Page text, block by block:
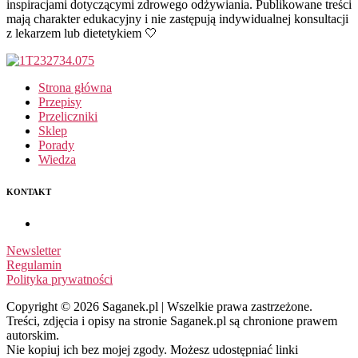
inspiracjami dotyczącymi zdrowego odżywiania. Publikowane treści
mają charakter edukacyjny i nie zastępują indywidualnej konsultacji
z lekarzem lub dietetykiem 🤍
Strona główna
Przepisy
Przeliczniki
Sklep
Porady
Wiedza
KONTAKT
Newsletter
Regulamin
Polityka prywatności
Copyright © 2026 Saganek.pl | Wszelkie prawa zastrzeżone.
Treści, zdjęcia i opisy na stronie Saganek.pl są chronione prawem
autorskim.
Nie kopiuj ich bez mojej zgody. Możesz udostępniać linki